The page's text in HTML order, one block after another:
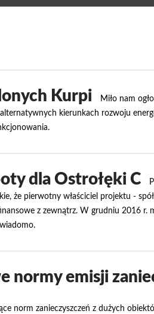
Kurpi
Miło nam
kierunkach rozwoju
dla Ostrołęki C
że pierwotny właściciel projektu -
z zewnątrz. W grudniu 2016 r.
normy emisji
norm zanieczyszczeń z dużych